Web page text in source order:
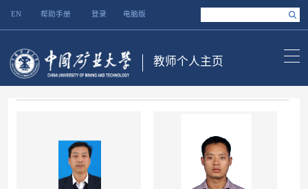
EN 帮助手册 登录 电脑版
教师个人主页